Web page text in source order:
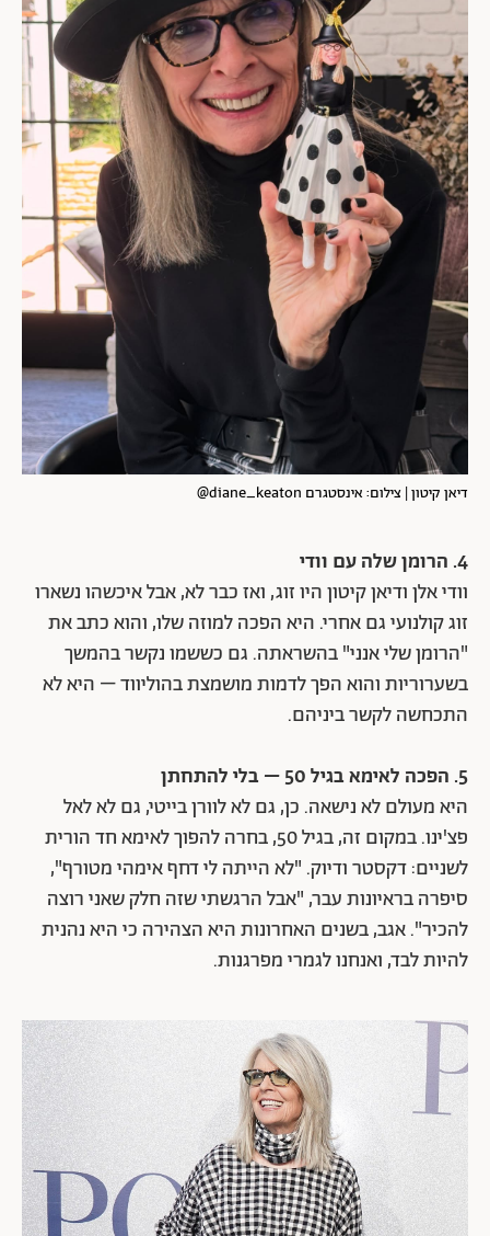
דיאן קיטון | צילום: אינסטגרם diane_keaton@
4. הרומן שלה עם וודי
וודי אלן ודיאן קיטון היו זוג, ואז כבר לא, אבל איכשהו נשארו
זוג קולנועי גם אחרי. היא הפכה למוזה שלו, והוא כתב את
"הרומן שלי אנני" בהשראתה. גם כששמו נקשר בהמשך
בשערוריות והוא הפך לדמות מושמצת בהוליווד – היא לא
התכחשה לקשר ביניהם.
5. הפכה לאימא בגיל 50 – בלי להתחתן
היא מעולם לא נישאה. כן, גם לא לוורן בייטי, גם לא לאל
פצ'ינו. במקום זה, בגיל 50, בחרה להפוך לאימא חד הורית
לשניים: דקסטר ודיוק. "לא הייתה לי דחף אימהי מטורף",
סיפרה בראיונות עבר, "אבל הרגשתי שזה חלק שאני רוצה
להכיר". אגב, בשנים האחרונות היא הצהירה כי היא נהנית
להיות לבד, ואנחנו לגמרי מפרגנות.